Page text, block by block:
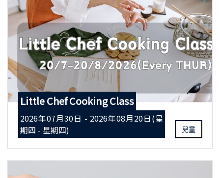
Little Chef Cooking Class
2026年07月30日 - 2026年08月20日(星
期四 - 星期四)
兒童